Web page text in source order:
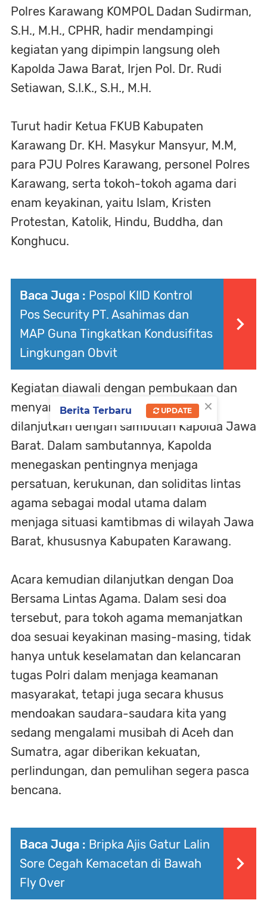
Polres Karawang KOMPOL Dadan Sudirman,
S.H., M.H., CPHR, hadir mendampingi
kegiatan yang dipimpin langsung oleh
Kapolda Jawa Barat, Irjen Pol. Dr. Rudi
Setiawan, S.I.K., S.H., M.H.
Turut hadir Ketua FKUB Kabupaten
Karawang Dr. KH. Masykur Mansyur, M.M,
para PJU Polres Karawang, personel Polres
Karawang, serta tokoh-tokoh agama dari
enam keyakinan, yaitu Islam, Kristen
Protestan, Katolik, Hindu, Buddha, dan
Konghucu.
Baca Juga : Pospol KIID Kontrol
Pos Security PT. Asahimas dan
MAP Guna Tingkatkan Kondusifitas
Lingkungan Obvit
Kegiatan diawali dengan pembukaan dan
menyanyikan Lagu Indonesia Raya,
dilanjutkan dengan sambutan Kapolda Jawa
Barat. Dalam sambutannya, Kapolda
menegaskan pentingnya menjaga
persatuan, kerukunan, dan soliditas lintas
agama sebagai modal utama dalam
menjaga situasi kamtibmas di wilayah Jawa
Barat, khususnya Kabupaten Karawang.
Acara kemudian dilanjutkan dengan Doa
Bersama Lintas Agama. Dalam sesi doa
tersebut, para tokoh agama memanjatkan
doa sesuai keyakinan masing-masing, tidak
hanya untuk keselamatan dan kelancaran
tugas Polri dalam menjaga keamanan
masyarakat, tetapi juga secara khusus
mendoakan saudara-saudara kita yang
sedang mengalami musibah di Aceh dan
Sumatra, agar diberikan kekuatan,
perlindungan, dan pemulihan segera pasca
bencana.
Baca Juga : Bripka Ajis Gatur Lalin
Sore Cegah Kemacetan di Bawah
Fly Over
×
Berita Terbaru UPDATE